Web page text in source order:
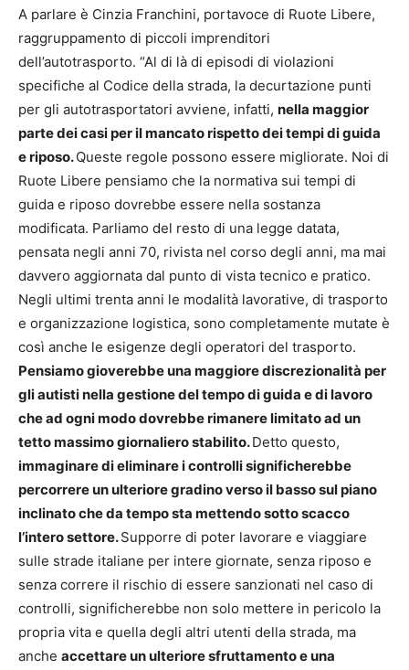
A parlare è Cinzia Franchini, portavoce di Ruote Libere,
raggruppamento di piccoli imprenditori
dell’autotrasporto. “Al di là di episodi di violazioni
specifiche al Codice della strada, la decurtazione punti
per gli autotrasportatori avviene, infatti, nella maggior
parte dei casi per il mancato rispetto dei tempi di guida
e riposo.Queste regole possono essere migliorate. Noi di
Ruote Libere pensiamo che la normativa sui tempi di
guida e riposo dovrebbe essere nella sostanza
modificata. Parliamo del resto di una legge datata,
pensata negli anni 70, rivista nel corso degli anni, ma mai
davvero aggiornata dal punto di vista tecnico e pratico.
Negli ultimi trenta anni le modalità lavorative, di trasporto
e organizzazione logistica, sono completamente mutate è
così anche le esigenze degli operatori del trasporto.
Pensiamo gioverebbe una maggiore discrezionalità per
gli autisti nella gestione del tempo di guida e di lavoro
che ad ogni modo dovrebbe rimanere limitato ad un
tetto massimo giornaliero stabilito.Detto questo,
immaginare di eliminare i controlli significherebbe
percorrere un ulteriore gradino verso il basso sul piano
inclinato che da tempo sta mettendo sotto scacco
l’intero settore.Supporre di poter lavorare e viaggiare
sulle strade italiane per intere giornate, senza riposo e
senza correre il rischio di essere sanzionati nel caso di
controlli, significherebbe non solo mettere in pericolo la
propria vita e quella degli altri utenti della strada, ma
anche accettare un ulteriore sfruttamento e una